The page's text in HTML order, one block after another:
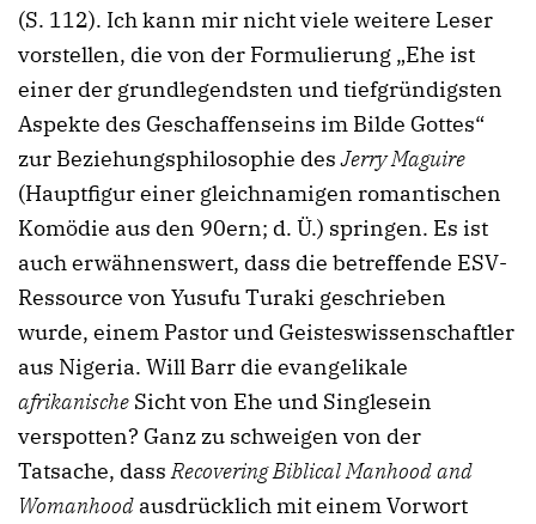
(S. 112). Ich kann mir nicht viele weitere Leser
vorstellen, die von der Formulierung „Ehe ist
einer der grundlegendsten und tiefgründigsten
Aspekte des Geschaffenseins im Bilde Gottes“
zur Beziehungsphilosophie desJerry Maguire
(Hauptfigur einer gleichnamigen romantischen
Komödie aus den 90ern; d. Ü.) springen. Es ist
auch erwähnenswert, dass die betreffende ESV-
Ressource von Yusufu Turaki geschrieben
wurde, einem Pastor und Geisteswissenschaftler
aus Nigeria. Will Barr die evangelikale
afrikanische Sicht von Ehe und Singlesein
verspotten? Ganz zu schweigen von der
Tatsache, dassRecovering Biblical Manhood and
Womanhood ausdrücklich mit einem Vorwort